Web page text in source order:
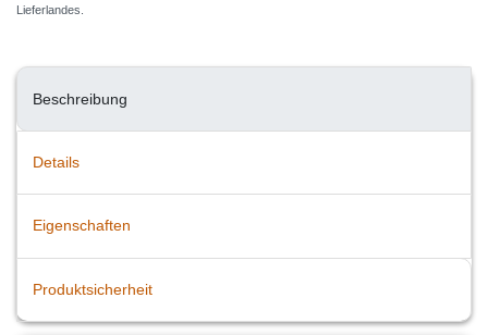
Lieferlandes.
Beschreibung
Details
Eigenschaften
Produktsicherheit